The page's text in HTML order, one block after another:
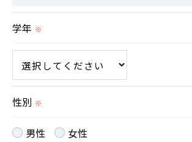
いて＞
当社では、お客様の個人情報の開示･訂
用停止の手続を定めさせて頂いており
ご本人である事を確認のうえ、対応さ
す。
個人情報の開示･訂正･削除・利用停止
きにつきましては、お電話でお問合せ
学年 ※
性別 ※
男性 女性